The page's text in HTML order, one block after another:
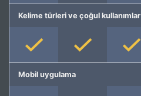
Kelime türleri ve çoğul kullanımlar
Mobil uygulama